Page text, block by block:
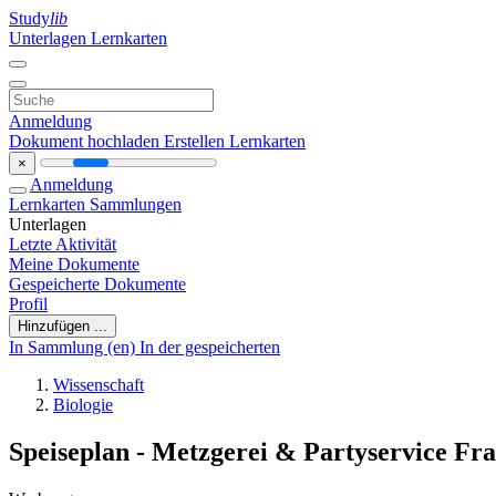
Studylib
Unterlagen Lernkarten
Anmeldung
Dokument hochladen Erstellen Lernkarten
×
Anmeldung
Lernkarten Sammlungen
Unterlagen
Letzte Aktivität
Meine Dokumente
Gespeicherte Dokumente
Profil
Hinzufügen ...
In Sammlung (en) In der gespeicherten
Wissenschaft
Biologie
Speiseplan - Metzgerei & Partyservice